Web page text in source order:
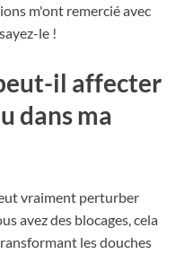
m'ont remercié avec
le !
il affecter
dans ma
vraiment perturber
avez des blocages, cela
les douches